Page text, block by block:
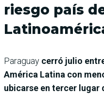
riesgo país
Paraguay cerró julio
América Latina con
ubicarse en tercer lugar